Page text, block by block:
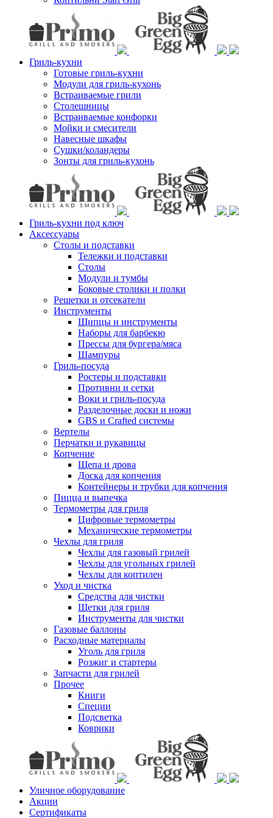
Гриль-кухни
Готовые гриль-кухни
Модули для гриль-кухонь
Встраиваемые грили
Столешницы
Встраиваемые конфорки
Мойки и смесители
Навесные шкафы
Сушки/коландеры
Зонты для гриль-кухонь
Гриль-кухни под ключ
Аксессуары
Столы и подставки
Тележки и подставки
Столы
Модули и тумбы
Боковые столики и полки
Решетки и отсекатели
Инструменты
Щипцы и инструменты
Наборы для барбекю
Прессы для бургера/мяса
Шампуры
Гриль-посуда
Ростеры и подставки
Противни и сетки
Воки и гриль-посуда
Разделочные доски и ножи
GBS и Crafted системы
Вертелы
Перчатки и рукавицы
Копчение
Щепа и дрова
Доска для копчения
Контейнеры и трубки для копчения
Пицца и выпечка
Термометры для гриля
Цифровые термометры
Механические термометры
Чехлы для гриля
Чехлы для газовый грилей
Чехлы для угольных грилей
Чехлы для коптилен
Уход и чистка
Средства для чистки
Щетки для гриля
Инструменты для чистки
Газовые баллоны
Расходные материалы
Уголь для гриля
Розжиг и стартеры
Запчасти для грилей
Прочее
Книги
Специи
Подсветка
Коврики
Уличное оборудование
Акции
Сертификаты